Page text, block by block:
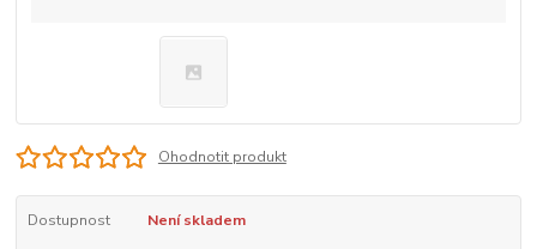
Ohodnotit produkt
Dostupnost Není skladem